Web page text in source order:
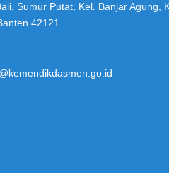
Sumur Putat, Kel. Banjar Agung,
42121